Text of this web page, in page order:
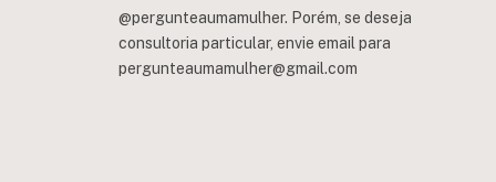
@pergunteaumamulher. Porém, se deseja
consultoria particular, envie email para
pergunteaumamulher@gmail.com